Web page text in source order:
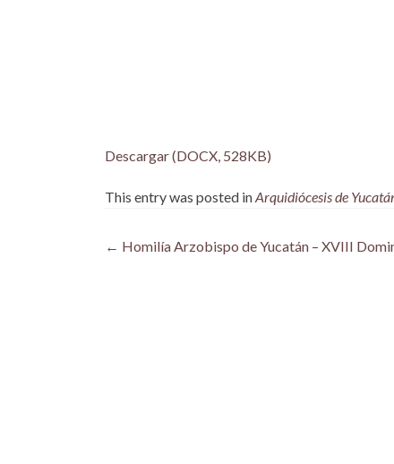
Descargar (DOCX, 528KB)
This entry was posted inArquidiócesis de
Post
← Homilía Arzobispo de Yucatán – XVIII